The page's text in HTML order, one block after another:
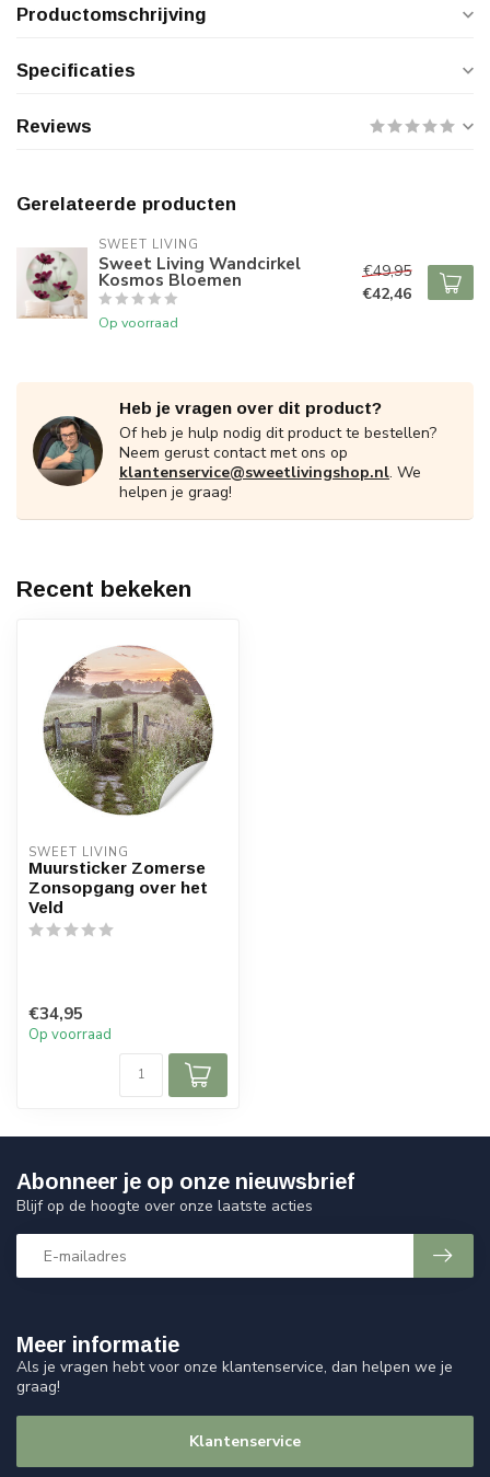
Productomschrijving
Specificaties
Reviews
Gerelateerde producten
SWEET LIVING
Sweet Living Wandcirkel
Kosmos Bloemen
Op voorraad
€49,95
€42,46
Heb je vragen over dit product?
Of heb je hulp nodig dit product te bestellen?
Neem gerust contact met ons op
klantenservice@sweetlivingshop.nl. We
helpen je graag!
Recent bekeken
SWEET LIVING
Muursticker Zomerse
Zonsopgang over het
Veld
€34,95
Op voorraad
Meer informatie
Als je vragen hebt voor onze klantenservice, dan helpen we je
graag!
Klantenservice
Abonneer je op onze nieuwsbrief
Blijf op de hoogte over onze laatste acties